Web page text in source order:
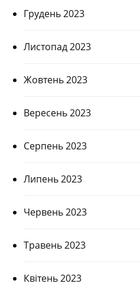
Грудень 2023
Листопад 2023
Жовтень 2023
Вересень 2023
Серпень 2023
Липень 2023
Червень 2023
Травень 2023
Квітень 2023